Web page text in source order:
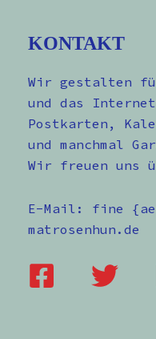
KONTAKT
Wir gestalten
und das
Postkarten,
und manchmal
Wir freuen uns
E-Mail: fine
matrosenhun.de